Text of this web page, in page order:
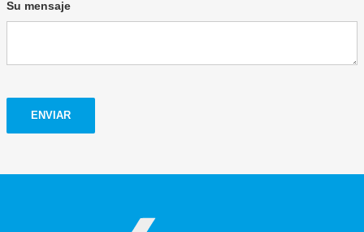
Su mensaje
ENVIAR